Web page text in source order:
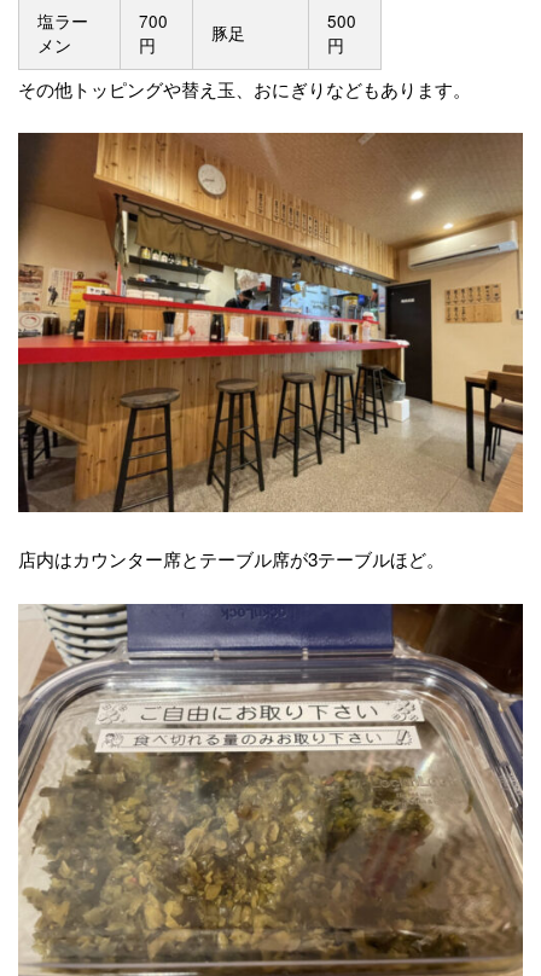
塩ラー
メン
700
円
豚足
500
円
その他トッピングや替え玉、おにぎりなどもあります。
店内はカウンター席とテーブル席が3テーブルほど。